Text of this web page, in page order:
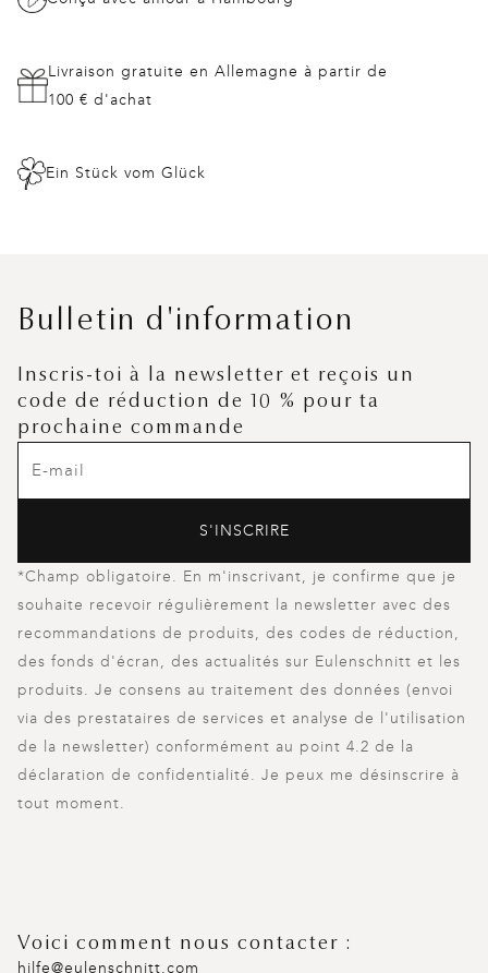
Livraison gratuite en Allemagne à partir de
100 € d'achat
Ein Stück vom Glück
Bulletin d'information
Inscris-toi à la newsletter et reçois un
code de réduction de 10 % pour ta
prochaine commande
S'INSCRIRE
*Champ obligatoire. En m'inscrivant, je confirme que je
souhaite recevoir régulièrement la newsletter avec des
recommandations de produits, des codes de réduction,
des fonds d'écran, des actualités sur Eulenschnitt et les
produits. Je consens au traitement des données (envoi
via des prestataires de services et analyse de l'utilisation
de la newsletter) conformément au point 4.2 de la
déclaration de confidentialité. Je peux me désinscrire à
tout moment.
Voici comment nous contacter :
hilfe@eulenschnitt.com